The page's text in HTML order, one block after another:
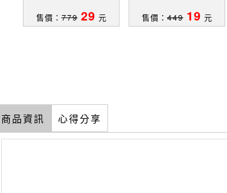
售價：779 29 元 售價：449 19 元
商品資訊 心得分享